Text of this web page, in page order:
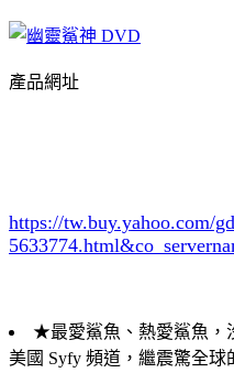
產品網址
https://tw.buy.yahoo.com/
★最愛鯊魚、熱愛鯊魚，
美國 Syfy 頻道，繼震驚全